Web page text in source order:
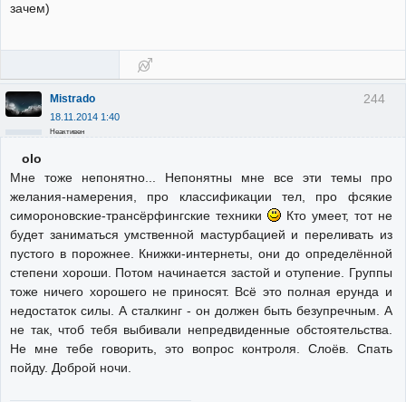
зачем)
244
Mistrado
18.11.2014 1:40
Неактивен
olo
Мне тоже непонятно... Непонятны мне все эти темы про
желания-намерения, про классификации тел, про фсякие
симороновские-трансёрфингские техники
Кто умеет, тот не
будет заниматься умственной мастурбацией и переливать из
пустого в порожнее. Книжки-интернеты, они до определённой
степени хороши. Потом начинается застой и отупение. Группы
тоже ничего хорошего не приносят. Всё это полная ерунда и
недостаток силы. А сталкинг - он должен быть безупречным. А
не так, чтоб тебя выбивали непредвиденные обстоятельства.
Не мне тебе говорить, это вопрос контроля. Слоёв. Спать
пойду. Доброй ночи.